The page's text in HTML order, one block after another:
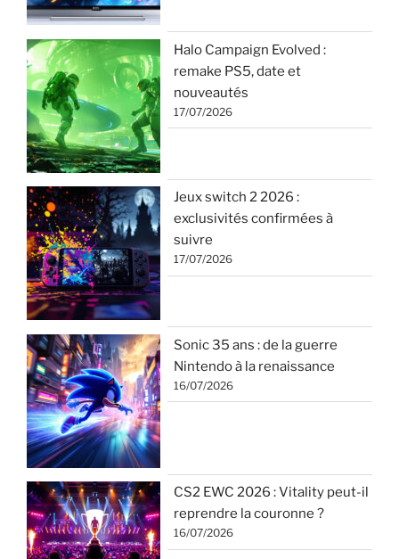
Halo Campaign Evolved :
remake PS5, date et
nouveautés
17/07/2026
Jeux switch 2 2026 :
exclusivités confirmées à
suivre
17/07/2026
Sonic 35 ans : de la guerre
Nintendo à la renaissance
16/07/2026
CS2 EWC 2026 : Vitality peut-il
reprendre la couronne ?
16/07/2026